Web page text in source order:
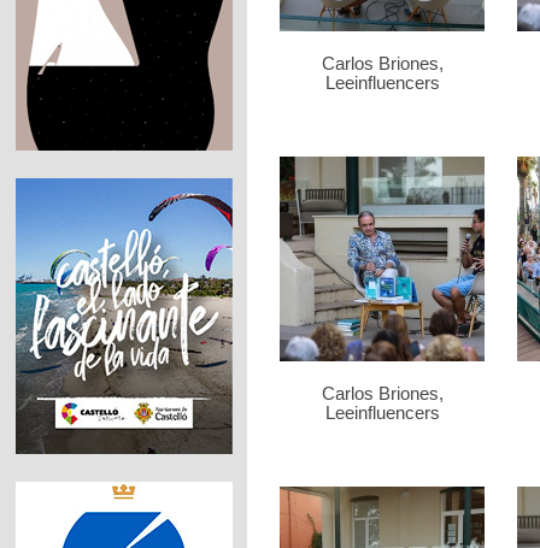
Carlos Briones,
Leeinfluencers
Carlos Briones,
Leeinfluencers